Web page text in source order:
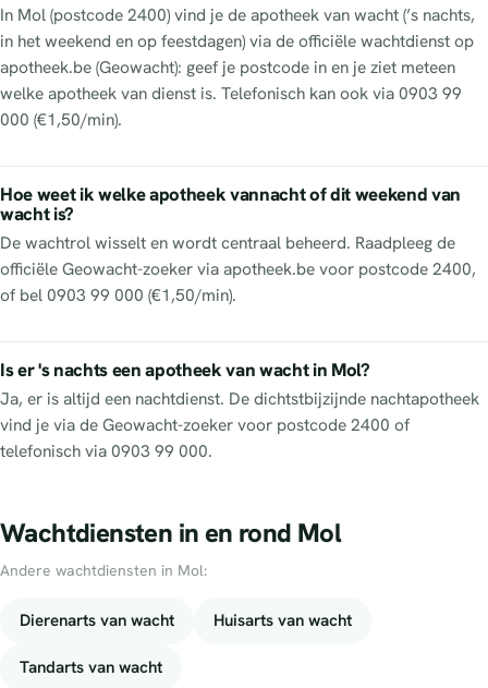
In Mol (postcode 2400) vind je de apotheek van wacht (’s nachts,
in het weekend en op feestdagen) via de officiële wachtdienst op
apotheek.be (Geowacht): geef je postcode in en je ziet meteen
welke apotheek van dienst is. Telefonisch kan ook via 0903 99
000 (€1,50/min).
Hoe weet ik welke apotheek vannacht of dit weekend van
wacht is?
De wachtrol wisselt en wordt centraal beheerd. Raadpleeg de
officiële Geowacht-zoeker via apotheek.be voor postcode 2400,
of bel 0903 99 000 (€1,50/min).
Is er 's nachts een apotheek van wacht in Mol?
Ja, er is altijd een nachtdienst. De dichtstbijzijnde nachtapotheek
vind je via de Geowacht-zoeker voor postcode 2400 of
telefonisch via 0903 99 000.
Wachtdiensten in en rond Mol
Andere wachtdiensten in Mol:
Dierenarts van wacht Huisarts van wacht
Tandarts van wacht